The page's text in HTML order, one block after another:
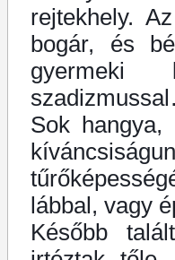
rejtekhely.
bogár, és
gyermeki
Sok
lábbal, vagy
Később